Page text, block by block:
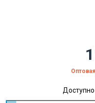
Доступно